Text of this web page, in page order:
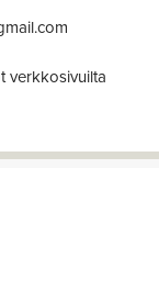
verkkosivuilta